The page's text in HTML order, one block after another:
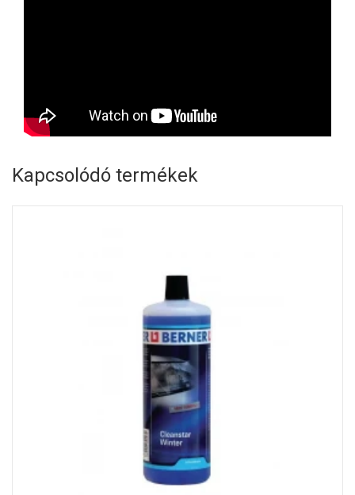
Kapcsolódó termékek